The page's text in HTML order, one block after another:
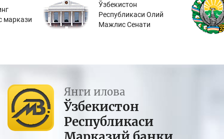
маркази
Ўзбекистон
Республикаси Олий
Мажлис Сенати
Янги илова
Ўзбекистон
Республикаси